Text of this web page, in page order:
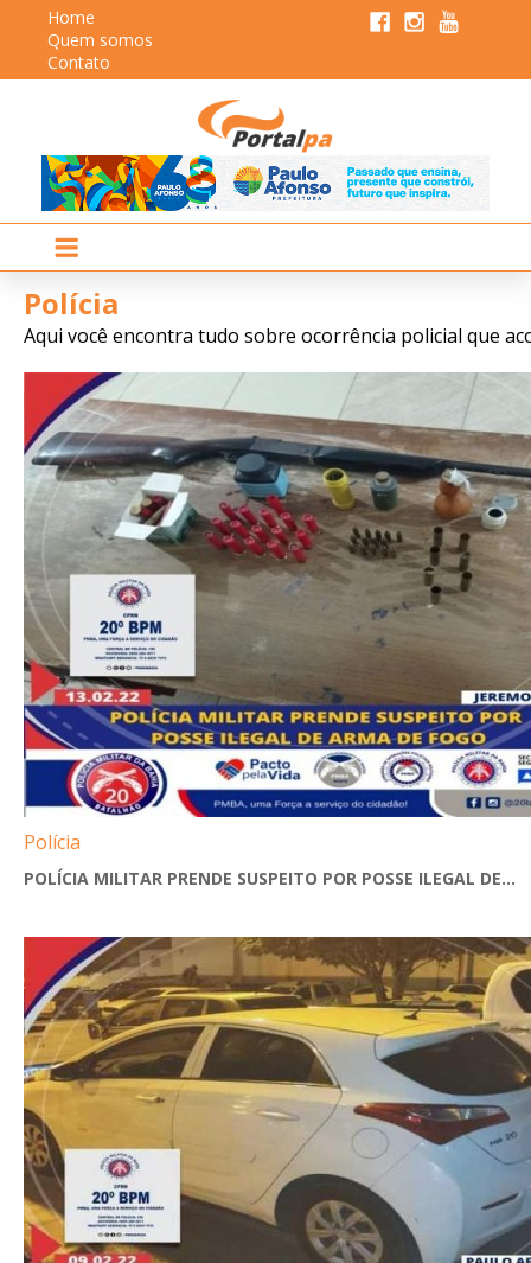
Home
Quem somos
Contato
Polícia
Aqui você encontra tudo sobre ocorrência policial que
Polícia
POLÍCIA MILITAR PRENDE SUSPEITO POR POSSE ILEGAL DE...